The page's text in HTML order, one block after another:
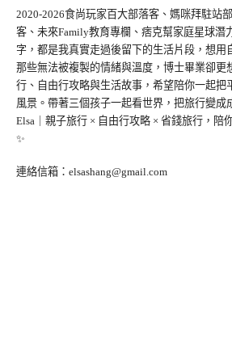
2020-2026食尚玩家百大部落客、媽咪拜駐站
客、未來Family教育專欄、痞克幫家庭星球潛
字，都是我真實走過後留下的生活片段，想用
那些無法被複製的情緒與溫度，博士畢業卻更
行、自由行攻略與生活故事，希望陪你一起把
風景。帶著三個孩子一起看世界，把旅行變成
Elsa｜親子旅行 × 自由行攻略 × 省錢旅行，陪
✨
連絡信箱： elsashang@gmail.com